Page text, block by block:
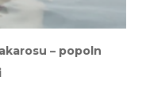
– popoln